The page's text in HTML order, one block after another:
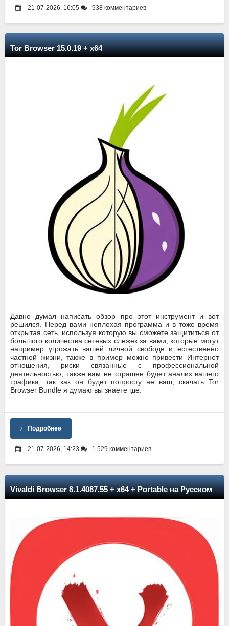
21-07-2026, 16:05 938 комментариев
Tor Browser 15.0.19 + x64
Давно думал написать обзор про этот инструмент и вот
решился. Перед вами неплохая программа и в тоже время
открытая сеть, используя которую вы сможете защититься от
большого количества сетевых слежек за вами, которые могут
например угрожать вашей личной свободе и естественно
частной жизни, также в пример можно привести Интернет
отношения, риски связанные с профессиональной
деятельностью, также вам не страшен будет анализ вашего
трафика, так как он будет попросту не ваш, скачать Tor
Browser Bundle я думаю вы знаете где.
Подробнее
21-07-2026, 14:23 1 529 комментариев
Vivaldi Browser 8.1.4087.55 + x64 + Portable на Русском